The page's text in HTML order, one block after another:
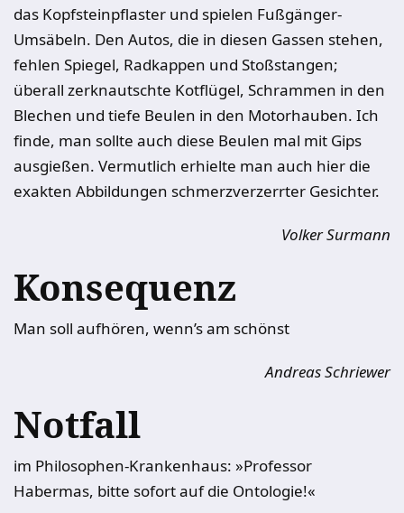
das Kopfsteinpflaster und spielen Fußgänger-
Umsäbeln. Den Autos, die in diesen Gassen stehen,
fehlen Spiegel, Radkappen und Stoßstangen;
überall zerknautschte Kotflügel, Schrammen in den
Blechen und tiefe Beulen in den Motorhauben. Ich
finde, man sollte auch diese Beulen mal mit Gips
ausgießen. Vermutlich erhielte man auch hier die
exakten Abbildungen schmerzverzerrter Gesichter.
Volker Surmann
Konsequenz
Man soll aufhören, wenn’s am schönst
Andreas Schriewer
Notfall
im Philosophen-Krankenhaus: »Professor
Habermas, bitte sofort auf die Ontologie!«